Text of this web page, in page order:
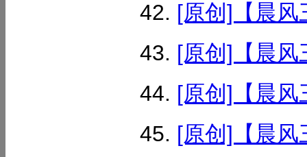
[原创]【晨风
[原创]【晨风
[原创]【晨风
[原创]【晨风